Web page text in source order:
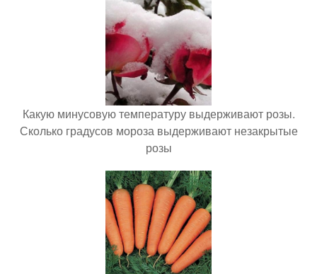
Какую минусовую температуру выдерживают розы.
Сколько градусов мороза выдерживают незакрытые
розы